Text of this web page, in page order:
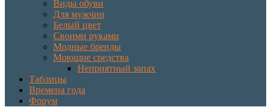
Виды обуви
Для мужчин
Белый цвет
Своими руками
Модные бренды
Моющие средства
Неприятный запах
Таблицы
Времена года
Форум